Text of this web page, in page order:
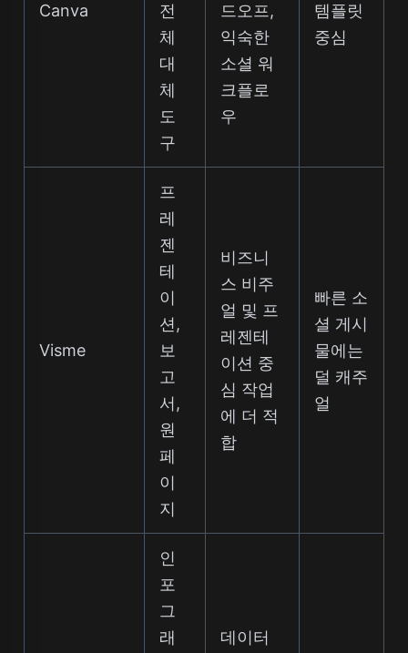
Canva
전
체
대
체
도
구
드오프,
익숙한
소셜 워
크플로
우
템플릿
중심
Visme
프
레
젠
테
이
션,
보
고
서,
원
페
이
지
비즈니
스 비주
얼 및 프
레젠테
이션 중
심 작업
에 더 적
합
빠른 소
셜 게시
물에는
덜 캐주
얼
인
포
그
래
데이터